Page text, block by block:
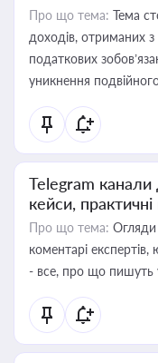
Про що тема: Тема
доходів, отриманих
податкових
уникнення
Telegram канали
кейси,
Про що тема: Огляди
коментарі
- все, про що пишуть